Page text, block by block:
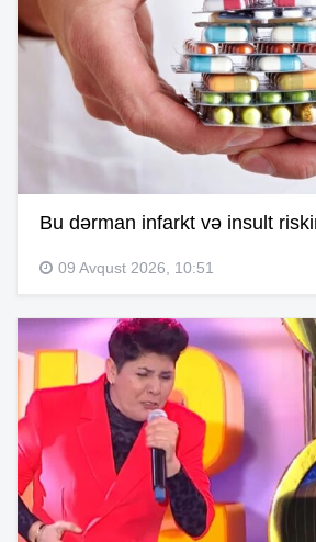
Bu dərman infarkt və insult
09 Avqust 2026, 10:51